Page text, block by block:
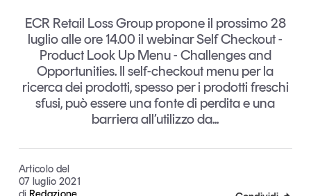
Sostenibilità
Grandi temi
Magazine
Articoli
Il Numero
Interviste
Studi e ricerche
Tutti gli studi e le ricerche
ECR Retail Loss Group propone il prossimo 28
luglio alle ore 14.00 il webinar Self Checkout -
Product Look Up Menu - Challenges and
Opportunities. Il self-checkout menu per la
ricerca dei prodotti, spesso per i prodotti freschi
sfusi, può essere una fonte di perdita e una
barriera all’utilizzo da...
Articolo del
07 luglio 2021